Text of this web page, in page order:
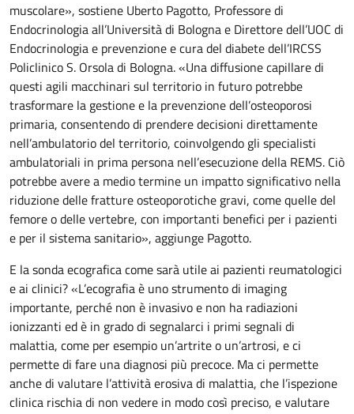
muscolare», sostiene Uberto Pagotto, Professore di
Endocrinologia all’Università di Bologna e Direttore dell’UOC di
Endocrinologia e prevenzione e cura del diabete dell’IRCSS
Policlinico S. Orsola di Bologna. «Una diffusione capillare di
questi agili macchinari sul territorio in futuro potrebbe
trasformare la gestione e la prevenzione dell’osteoporosi
primaria, consentendo di prendere decisioni direttamente
nell’ambulatorio del territorio, coinvolgendo gli specialisti
ambulatoriali in prima persona nell’esecuzione della REMS. Ciò
potrebbe avere a medio termine un impatto significativo nella
riduzione delle fratture osteoporotiche gravi, come quelle del
femore o delle vertebre, con importanti benefici per i pazienti
e per il sistema sanitario», aggiunge Pagotto.
E la sonda ecografica come sarà utile ai pazienti reumatologici
e ai clinici? «L’ecografia è uno strumento di imaging
importante, perché non è invasivo e non ha radiazioni
ionizzanti ed è in grado di segnalarci i primi segnali di
malattia, come per esempio un’artrite o un’artrosi, e ci
permette di fare una diagnosi più precoce. Ma ci permette
anche di valutare l’attività erosiva di malattia, che l’ispezione
clinica rischia di non vedere in modo così preciso, e valutare